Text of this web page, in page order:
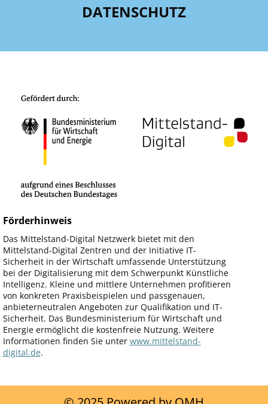
DATENSCHUTZ
Förderhinweis
Das Mittelstand-Digital Netzwerk bietet mit den
Mittelstand-Digital Zentren und der Initiative IT-
Sicherheit in der Wirtschaft umfassende Unterstützung
bei der Digitalisierung mit dem Schwerpunkt Künstliche
Intelligenz. Kleine und mittlere Unternehmen profitieren
von konkreten Praxisbeispielen und passgenauen,
anbieterneutralen Angeboten zur Qualifikation und IT-
Sicherheit. Das Bundesministerium für Wirtschaft und
Energie ermöglicht die kostenfreie Nutzung. Weitere
Informationen finden Sie unter www.mittelstand-
digital.de.